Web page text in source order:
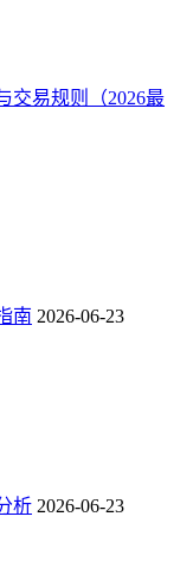
交易规则（2026最
南 2026-06-23
析 2026-06-23